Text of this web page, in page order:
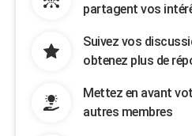
partagent vos
Suivez vos
obtenez plus de
Mettez en avant
autres membres